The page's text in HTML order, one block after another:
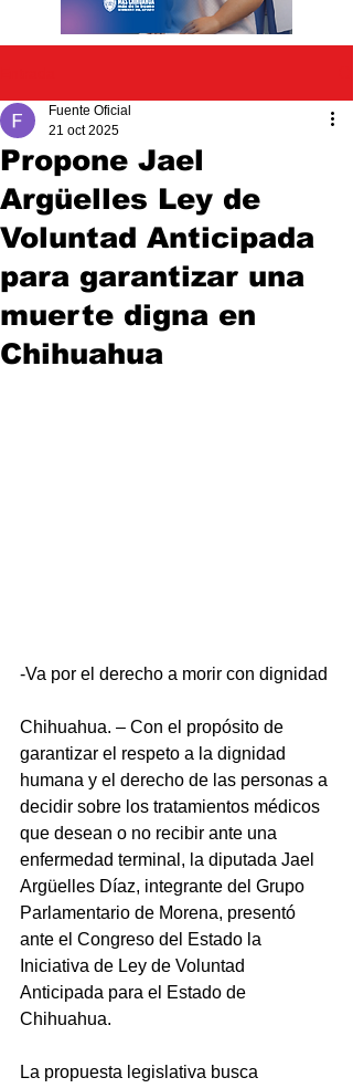
Propone Jael
Argüelles Ley de
Voluntad Anticipada
para garantizar una
muerte digna en
Chihuahua
Fuente Oficial
21 oct 2025
-Va por el derecho a morir con dignidad
Chihuahua. – Con el propósito de
garantizar el respeto a la dignidad
humana y el derecho de las personas a
decidir sobre los tratamientos médicos
que desean o no recibir ante una
enfermedad terminal, la diputada Jael
Argüelles Díaz, integrante del Grupo
Parlamentario de Morena, presentó
ante el Congreso del Estado la
Iniciativa de Ley de Voluntad
Anticipada para el Estado de
Chihuahua.
La propuesta legislativa busca